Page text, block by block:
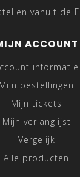
vanuit de
ACCOUNT
informatie
Mijn bestellingen
Mijn tickets
Mijn verlanglijst
Vergelijk
Alle producten